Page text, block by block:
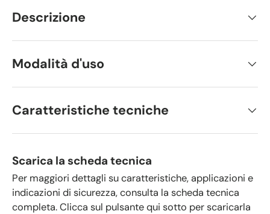
Descrizione
Modalità d'uso
Caratteristiche tecniche
Scarica la scheda tecnica
Per maggiori dettagli su caratteristiche, applicazioni e
indicazioni di sicurezza, consulta la scheda tecnica
completa. Clicca sul pulsante qui sotto per scaricarla